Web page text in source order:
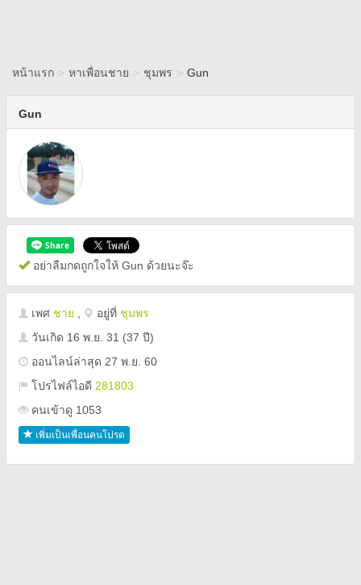
หน้าแรก > หาเพื่อนชาย > ชุมพร > Gun
Gun
อย่าลืมกดถูกใจให้ Gun ด้วยนะจ๊ะ
เพศ ชาย อยู่ที่ ชุมพร
วันเกิด 16 พ.ย. 31 (37 ปี)
ออนไลน์ล่าสุด 27 พ.ย. 60
โปรไฟล์ไอดี 281803
คนเข้าดู 1053
เพิ่มเป็นเพื่อนคนโปรด